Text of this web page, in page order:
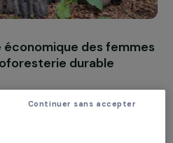
économique des
durable